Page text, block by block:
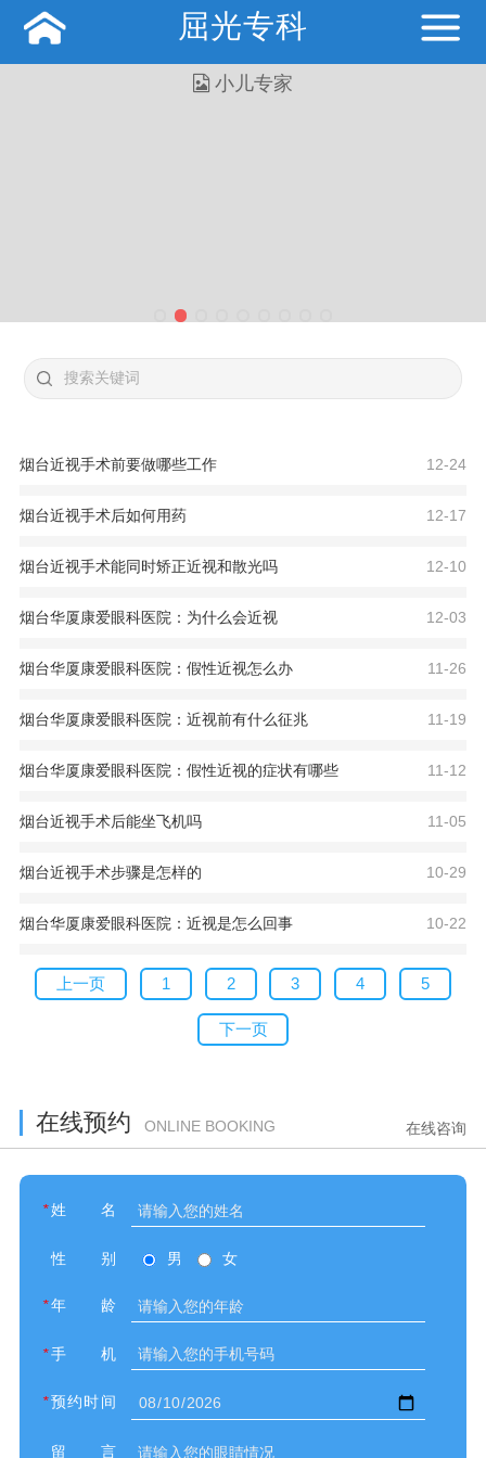
屈光专科
烟台近视手术前要做哪些工作 12-24
烟台近视手术后如何用药 12-17
烟台近视手术能同时矫正近视和散光吗 12-10
烟台华厦康爱眼科医院：为什么会近视 12-03
烟台华厦康爱眼科医院：假性近视怎么办 11-26
烟台华厦康爱眼科医院：近视前有什么征兆 11-19
烟台华厦康爱眼科医院：假性近视的症状有哪些 11-12
烟台近视手术后能坐飞机吗 11-05
烟台近视手术步骤是怎样的 10-29
烟台华厦康爱眼科医院：近视是怎么回事 10-22
上一页 1 2 3 4 5
下一页
在线预约 ONLINE BOOKING 在线咨询
* 姓名
性别 男 女
* 年龄
* 手机
* 预约时间
留言